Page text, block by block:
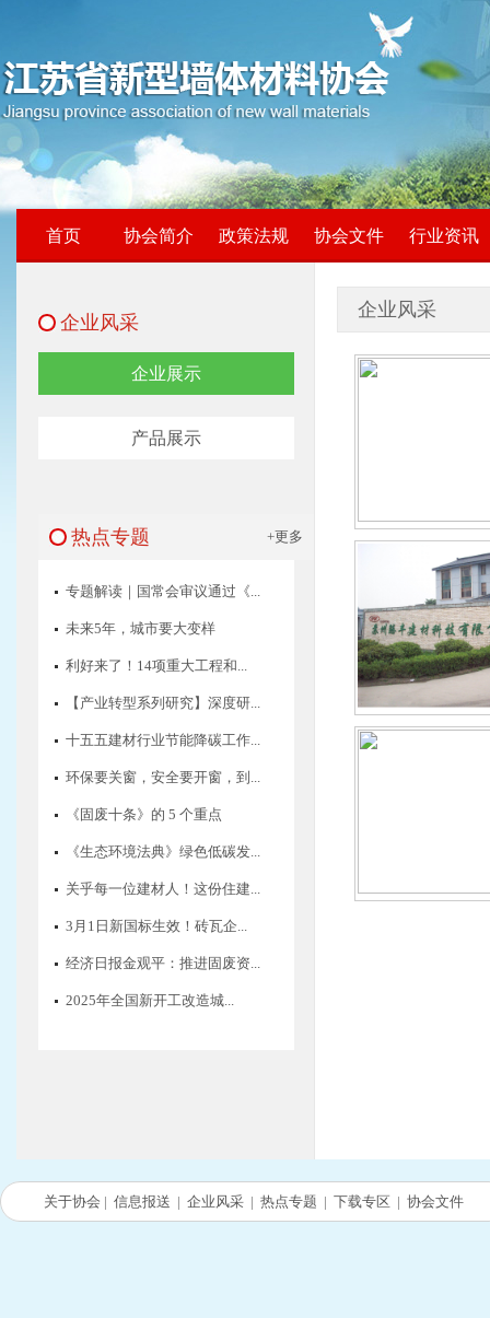
首页 协会简介 政策法规 协会文件 行业资讯
企业风采
企业展示
产品展示
热点专题 +更多
专题解读｜国常会审议通过《...
未来5年，城市要大变样
利好来了！14项重大工程和...
【产业转型系列研究】深度研...
十五五建材行业节能降碳工作...
环保要关窗，安全要开窗，到...
《固废十条》的 5 个重点
《生态环境法典》绿色低碳发...
关乎每一位建材人！这份住建...
3月1日新国标生效！砖瓦企...
经济日报金观平：推进固废资...
2025年全国新开工改造城...
企业风采
关于协会 |信息报送 |企业风采 |热点专题 |下载专区 |协会文件